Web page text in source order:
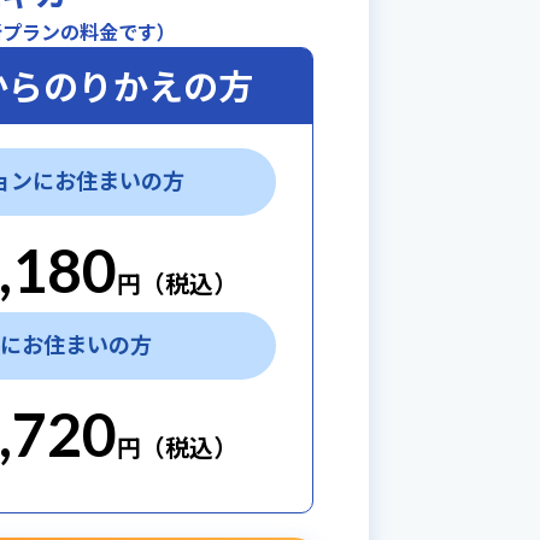
ランの料金です）
のりかえの方
ンにお住まいの方
円（税込）
お住まいの方
円（税込）